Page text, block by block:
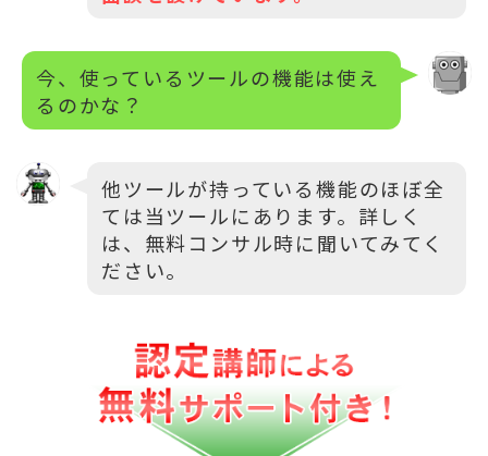
今、使っているツールの機能は使え
るのかな？
他ツールが持っている機能のほぼ全
ては当ツールにあります。詳しく
は、無料コンサル時に聞いてみてく
ださい。